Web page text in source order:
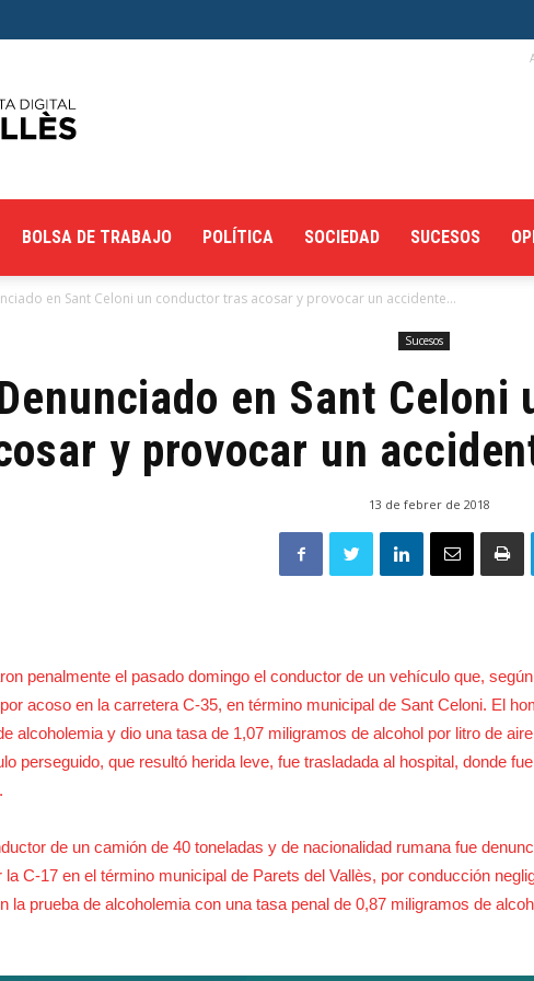
BOLSA DE TRABAJO POLÍTICA SOCIEDAD SUCESOS
en Sant Celoni un conductor tras acosar y provocar un accidente...
Sucesos
en Sant Celoni
y provocar un
13 de febrer de 2018
penalmente el pasado domingo el conductor de un vehículo que,
acoso en la carretera C-35, en término municipal de Sant Celoni. El
alcoholemia y dio una tasa de 1,07 miligramos de alcohol por litro de
perseguido, que resultó herida leve, fue trasladada al hospital, donde
de un camión de 40 toneladas y de nacionalidad rumana fue
C-17 en el término municipal de Parets del Vallès, por conducción
la prueba de alcoholemia con una tasa penal de 0,87 miligramos de